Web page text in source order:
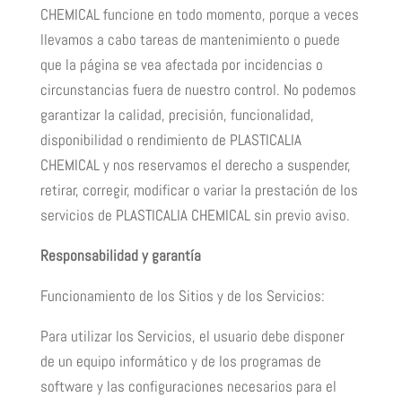
CHEMICAL funcione en todo momento, porque a veces
llevamos a cabo tareas de mantenimiento o puede
que la página se vea afectada por incidencias o
circunstancias fuera de nuestro control. No podemos
garantizar la calidad, precisión, funcionalidad,
disponibilidad o rendimiento de PLASTICALIA
CHEMICAL y nos reservamos el derecho a suspender,
retirar, corregir, modificar o variar la prestación de los
servicios de PLASTICALIA CHEMICAL sin previo aviso.
Responsabilidad y garantía
Funcionamiento de los Sitios y de los Servicios:
Para utilizar los Servicios, el usuario debe disponer
de un equipo informático y de los programas de
software y las configuraciones necesarios para el